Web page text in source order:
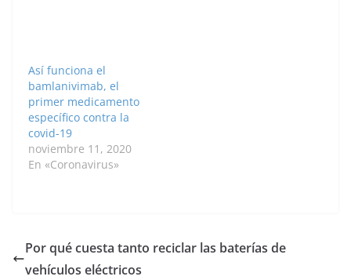
Así funciona el
bamlanivimab, el
primer medicamento
específico contra la
covid-19
noviembre 11, 2020
En «Coronavirus»
Por qué cuesta tanto reciclar las baterías de
vehículos eléctricos